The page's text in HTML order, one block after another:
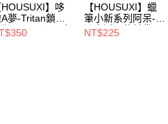
HOUSUXI】哆
夢-Tritan鎖蓋
650ml【5周年
↘三件75折】
【HOUSUXI】蠟
筆小新系列阿呆-防
潑水透明飲料袋
【5周年慶↘三件
NT$225